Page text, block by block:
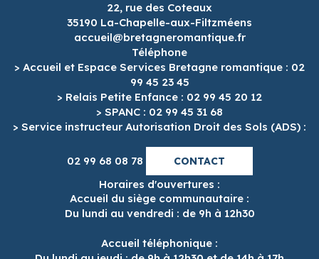
22, rue des Coteaux
35190 La-Chapelle-aux-Filtzméens
accueil@bretagneromantique.fr
Téléphone
> Accueil et Espace Services Bretagne romantique : 02
99 45 23 45
> Relais Petite Enfance : 02 99 45 20 12
> SPANC : 02 99 45 31 68
> Service instructeur Autorisation Droit des Sols (ADS) :
02 99 68 08 78 CONTACT
Horaires d'ouvertures :
Accueil du siège communautaire :
Du lundi au vendredi : de 9h à 12h30
Accueil téléphonique :